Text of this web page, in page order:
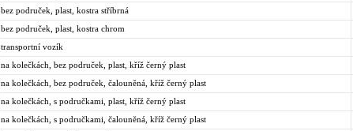
bez područek, plast, kostra stříbrná
bez područek, plast, kostra chrom
transportní vozík
na kolečkách, bez područek, plast, kříž černý plast
na kolečkách, bez područek, čalouněná, kříž černý plast
na kolečkách, s područkami, plast, kříž černý plast
na kolečkách, s područkami, čalouněná, kříž černý plast